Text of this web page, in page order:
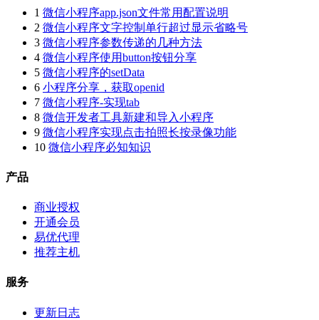
1 微信小程序app.json文件常用配置说明
2 微信小程序文字控制单行超过显示省略号
3 微信小程序参数传递的几种方法
4 微信小程序使用button按钮分享
5 微信小程序的setData
6 小程序分享，获取openid
7 微信小程序-实现tab
8 微信开发者工具新建和导入小程序
9 微信小程序实现点击拍照长按录像功能
10 微信小程序必知知识
产品
商业授权
开通会员
易优代理
推荐主机
服务
更新日志